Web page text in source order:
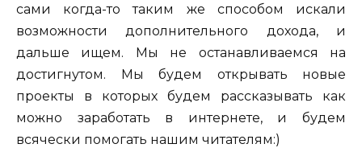
сами когда-то таким же способом искали
возможности дополнительного дохода, и
дальше ищем. Мы не останавливаемся на
достигнутом. Мы будем открывать новые
проекты в которых будем рассказывать как
можно заработать в интернете, и будем
всячески помогать нашим читателям:)